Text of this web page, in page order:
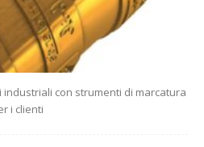
con strumenti di marcatura
i clienti